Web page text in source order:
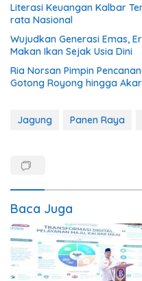
Literasi Keuangan Kalbar
rata Nasional
Wujudkan Generasi Emas,
Makan Ikan Sejak Usia Dini
Ria Norsan Pimpin
Gotong Royong hingga
Jagung Panen Raya
Baca Juga